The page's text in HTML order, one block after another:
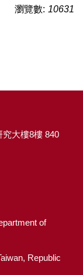
瀏覽數: 10631
大樓8樓 840
of
Republic